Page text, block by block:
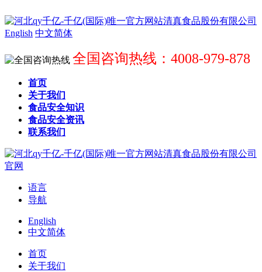
English 中文简体
全国咨询热线：4008-979-878
首页
关于我们
食品安全知识
食品安全资讯
联系我们
语言
导航
English
中文简体
首页
关于我们